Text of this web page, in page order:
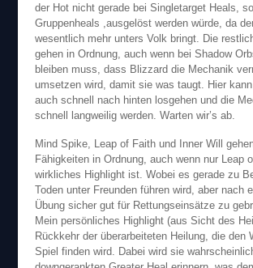
der Hot nicht gerade bei Singletarget Heals,
Gruppenheals ,ausgelöst werden würde, da
wesentlich mehr unters Volk bringt. Die
gehen in Ordnung, auch wenn bei Shadow
bleiben muss, dass Blizzard die Mechanik
umsetzen wird, damit sie was taugt. Hier
auch schnell nach hinten losgehen und die
schnell langweilig werden. Warten wir’s ab.
Mind Spike, Leap of Faith und Inner Will
Fähigkeiten in Ordnung, auch wenn nur Leap
wirkliches Highlight ist. Wobei es gerade zu
Toden unter Freunden führen wird, aber nach
Übung sicher gut für Rettungseinsätze zu
Mein persönliches Highlight (aus Sicht des
Rückkehr der überarbeiteten Heilung, die den
Spiel finden wird. Dabei wird sie